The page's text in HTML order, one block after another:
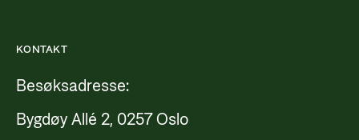
KONTAKT
Besøksadresse:
Bygdøy Allé 2, 0257 Oslo